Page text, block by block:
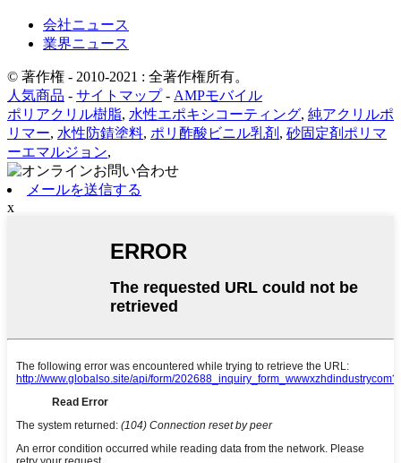
会社ニュース
業界ニュース
© 著作権 - 2010-2021 : 全著作権所有。
人気商品 - サイトマップ- AMPモバイル
ポリアクリル樹脂, 水性エポキシコーティング, 純アクリルポ
リマー, 水性防錆塗料, ポリ酢酸ビニル乳剤 , 砂固定剤ポリマ
ーエマルジョン,
メールを送信する
x